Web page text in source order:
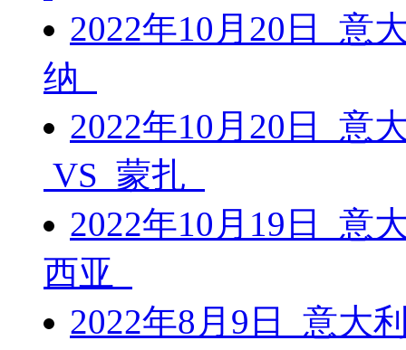
2022年10月20日 意
纳
2022年10月20日 意
VS 蒙扎
2022年10月19日 意
西亚
2022年8月9日 意大